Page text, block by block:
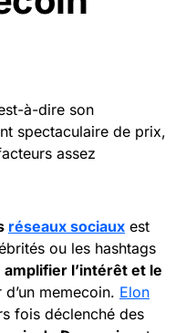
à-dire son
spectaculaire de prix,
assez
réseaux sociaux est
ou les hashtags
amplifier l’intérêt et le
d’un memecoin. Elon
fois déclenché des